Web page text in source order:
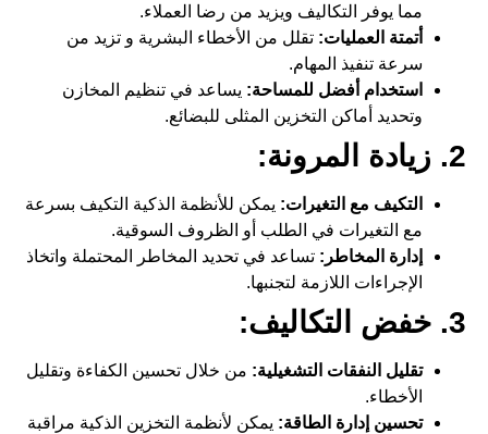
مما يوفر التكاليف ويزيد من رضا العملاء.
أتمتة العمليات:تقلل من الأخطاء البشرية و تزيد من
سرعة تنفيذ المهام.
استخدام أفضل للمساحة:يساعد في تنظيم المخازن
وتحديد أماكنالتخزين المثلى للبضائع.
التكيف مع التغيرات: يمكن للأنظمة الذكية التكيف بسرعة
مع التغيرات في الطلب أو الظروف السوقية.
إدارة المخاطر:تساعد في تحديد المخاطر المحتملة واتخاذ
الإجراءات اللازمة لتجنبها.
تقليل النفقات التشغيلية:من خلال تحسين الكفاءة وتقليل
الأخطاء.
تحسين إدارة الطاقة:يمكن لأنظمةالتخزين الذكية مراقبة